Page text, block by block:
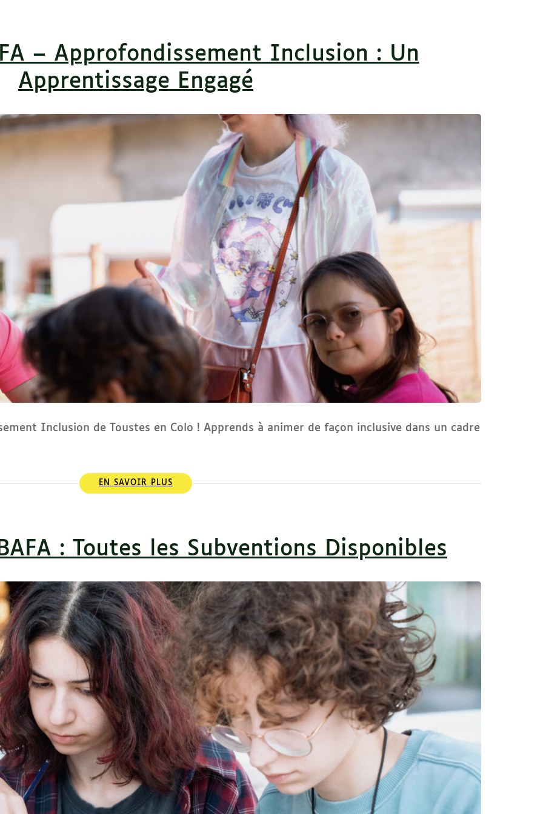
– Approfondissement Inclusion : Un
Apprentissage Engagé
Inclusion de Toustes en Colo ! Apprends à animer de façon inclusive dans un cadre
EN SAVOIR PLUS
: Toutes les Subventions Disponibles